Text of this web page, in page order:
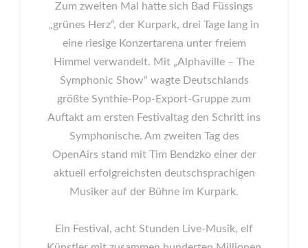
Zum zweiten Mal hatte sich Bad Füssings
„grünes Herz“, der Kurpark, drei Tage lang in
eine riesige Konzertarena unter freiem
Himmel verwandelt. Mit „Alphaville – The
Symphonic Show“ wagte Deutschlands
größte Synthie-Pop-Export-Gruppe zum
Auftakt am ersten Festivaltag den Schritt ins
Symphonische. Am zweiten Tag des
OpenAirs stand mit Tim Bendzko einer der
aktuell erfolgreichsten deutschsprachigen
Musiker auf der Bühne im Kurpark.
Ein Festival, acht Stunden Live-Musik, elf